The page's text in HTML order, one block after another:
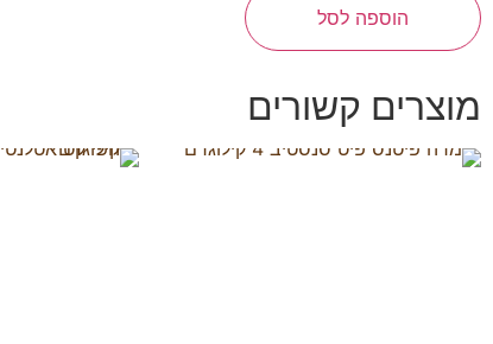
הוספה לסל
מוצרים קשורים